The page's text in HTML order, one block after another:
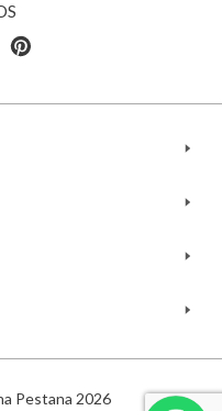
Pestana 2026